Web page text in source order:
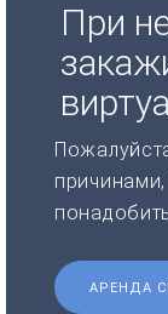
При
АРЕНДА